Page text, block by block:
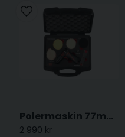
Polermaskin 77mm - Roterande
2 990 kr